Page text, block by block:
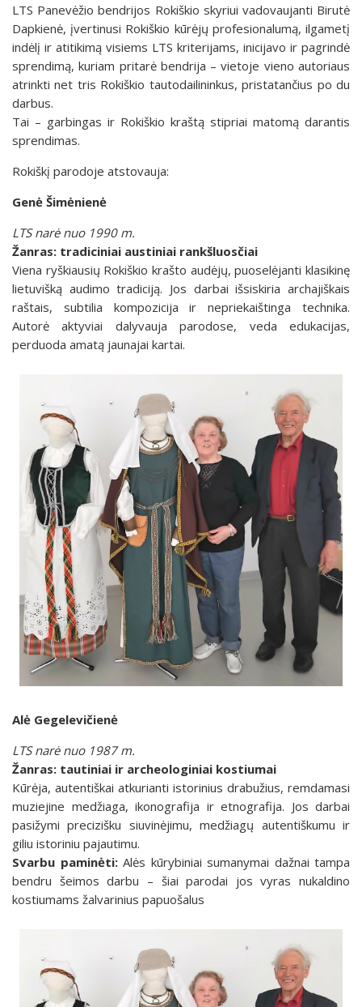
LTS Panevėžio bendrijos Rokiškio skyriui vadovaujanti Birutė
Dapkienė, įvertinusi Rokiškio kūrėjų profesionalumą, ilgametį
indėlį ir atitikimą visiems LTS kriterijams, inicijavo ir pagrindė
sprendimą, kuriam pritarė bendrija – vietoje vieno autoriaus
atrinkti net tris Rokiškio tautodailininkus, pristatančius po du
darbus.
Tai – garbingas ir Rokiškio kraštą stipriai matomą darantis
sprendimas.
Rokiškį parodoje atstovauja:
Genė Šimėnienė
LTS narė nuo 1990 m.
Žanras: tradiciniai austiniai rankšluosčiai
Viena ryškiausių Rokiškio krašto audėjų, puoselėjanti klasikinę
lietuvišką audimo tradiciją. Jos darbai išsiskiria archajiškais
raštais, subtilia kompozicija ir nepriekaištinga technika.
Autorė aktyviai dalyvauja parodose, veda edukacijas,
perduoda amatą jaunajai kartai.
Alė Gegelevičienė
LTS narė nuo 1987 m.
Žanras: tautiniai ir archeologiniai kostiumai
Kūrėja, autentiškai atkurianti istorinius drabužius, remdamasi
muziejine medžiaga, ikonografija ir etnografija. Jos darbai
pasižymi precizišku siuvinėjimu, medžiagų autentiškumu ir
giliu istoriniu pajautimu.
Svarbu paminėti:Alės kūrybiniai sumanymai dažnai tampa
bendru šeimos darbu – šiai parodai jos vyras nukaldino
kostiumams žalvarinius papuošalus